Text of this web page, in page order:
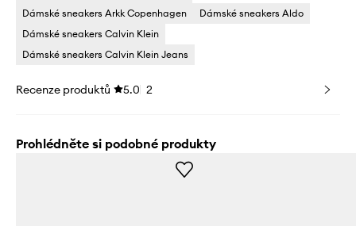
Dámské sneakers Arkk Copenhagen
Dámské sneakers Aldo
Dámské sneakers Calvin Klein
Dámské sneakers Calvin Klein Jeans
Recenze produktů 5.0 2
Prohlédněte si podobné produkty